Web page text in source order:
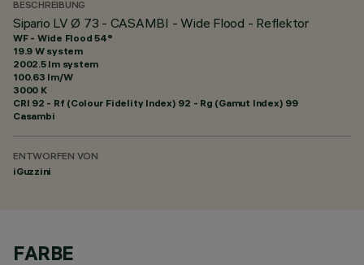
BESCHREIBUNG
Sipario LV Ø 73 - CASAMBI - Wide Flood - Reflektor
WF - Wide Flood 54°
19.9 W system
2002.5 lm system
100.63 lm/W
3000 K
CRI 92 - Rf (Colour Fidelity Index) 92 - Rg (Gamut Index) 99
Casambi
ENTWORFEN VON
iGuzzini
FARBE